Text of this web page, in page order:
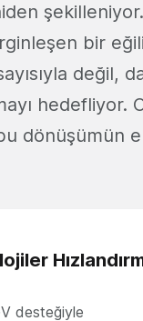
bir
değil,
hedefliyor.
dönüşümün
desteğiyle